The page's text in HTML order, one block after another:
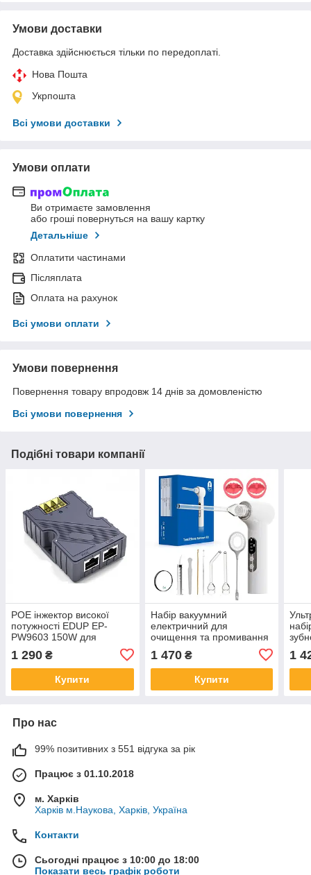
Умови доставки
Доставка здійснюється тільки по передоплаті.
Нова Пошта
Укрпошта
Всі умови доставки
Умови оплати
Ви отримаєте замовлення
або гроші повернуться на вашу картку
Детальніше
Оплатити частинами
Післяплата
Оплата на рахунок
Всі умови оплати
Умови повернення
Повернення товару впродовж 14 днів за домовленістю
Всі умови повернення
Подібні товари компанії
POE інжектор високої
потужності EDUP EP-
PW9603 150W для
1 290 ₴
Купити
Набір вакуумний
електричний для
очищення та промивання
1 470₴
Купити
1
Про нас
99% позитивних з 551 відгука за рік
Працює з 01.10.2018
м. Харків
Харків м.Наукова, Харків, Україна
Контакти
Сьогодні працює з 10:00 до 18:00
Показати весь графік роботи